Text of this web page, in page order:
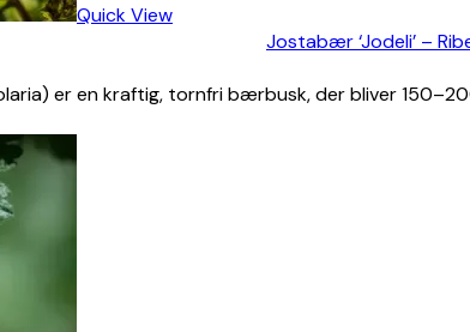
Quick View
Jostabær ‘Jodeli’ –
er en kraftig, tornfri bærbusk, der bliver